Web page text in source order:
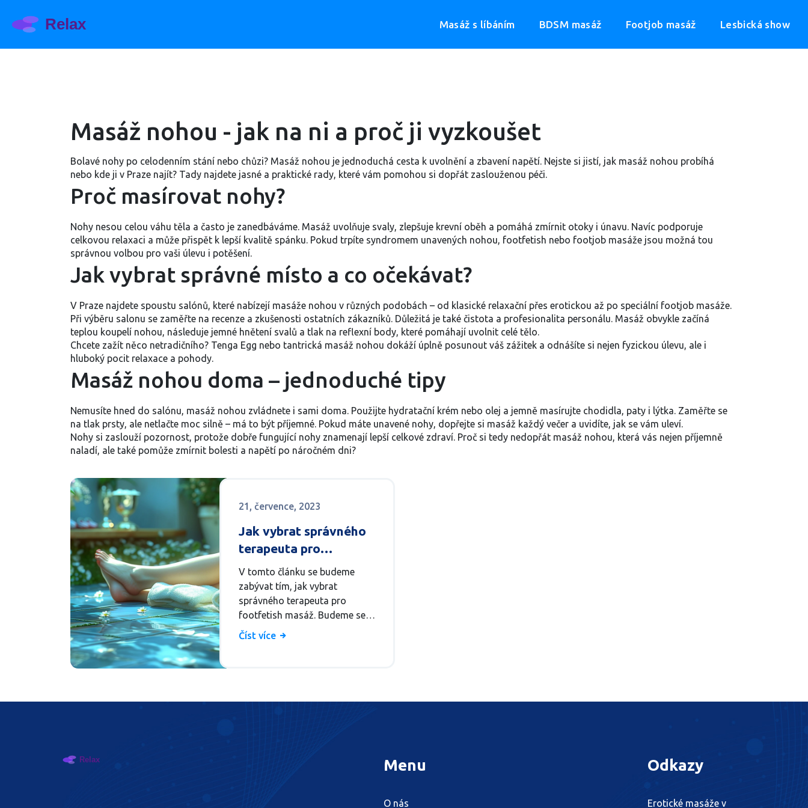
Masáž s líbáním BDSM masáž Footjob masáž Lesbická show
Masáž nohou - jak na ni a proč ji vyzkoušet
Bolavé nohy po celodenním stání nebo chůzi? Masáž nohou je jednoduchá cesta k uvolnění a zbavení napětí. Nejste si jistí, jak masáž nohou probíhá
nebo kde ji v Praze najít? Tady najdete jasné a praktické rady, které vám pomohou si dopřát zaslouženou péči.
Proč masírovat nohy?
Nohy nesou celou váhu těla a často je zanedbáváme. Masáž uvolňuje svaly, zlepšuje krevní oběh a pomáhá zmírnit otoky i únavu. Navíc podporuje
celkovou relaxaci a může přispět k lepší kvalitě spánku. Pokud trpíte syndromem unavených nohou, footfetish nebo footjob masáže jsou možná tou
správnou volbou pro vaši úlevu i potěšení.
Jak vybrat správné místo a co očekávat?
V Praze najdete spoustu salónů, které nabízejí masáže nohou v různých podobách – od klasické relaxační přes erotickou až po speciální footjob masáže.
Při výběru salonu se zaměřte na recenze a zkušenosti ostatních zákazníků. Důležitá je také čistota a profesionalita personálu. Masáž obvykle začíná
teplou koupelí nohou, následuje jemné hnětení svalů a tlak na reflexní body, které pomáhají uvolnit celé tělo.
Chcete zažít něco netradičního? Tenga Egg nebo tantrická masáž nohou dokáží úplně posunout váš zážitek a odnášíte si nejen fyzickou úlevu, ale i
hluboký pocit relaxace a pohody.
Masáž nohou doma – jednoduché tipy
Nemusíte hned do salónu, masáž nohou zvládnete i sami doma. Použijte hydratační krém nebo olej a jemně masírujte chodidla, paty i lýtka. Zaměřte se
na tlak prsty, ale netlačte moc silně – má to být příjemné. Pokud máte unavené nohy, dopřejte si masáž každý večer a uvidíte, jak se vám uleví.
Nohy si zaslouží pozornost, protože dobře fungující nohy znamenají lepší celkové zdraví. Proč si tedy nedopřát masáž nohou, která vás nejen příjemně
naladí, ale také pomůže zmírnit bolesti a napětí po náročném dni?
21, července, 2023
Jak vybrat správného
terapeuta pro
footfetish masáž
V tomto článku se budeme
zabývat tím, jak vybrat
správného terapeuta pro
footfetish masáž. Budeme se
zabývat otázkami, které byste
vzdělání a certifikace by měl mít
Číst více
Menu
O nás
Odkazy
Erotické masáže v